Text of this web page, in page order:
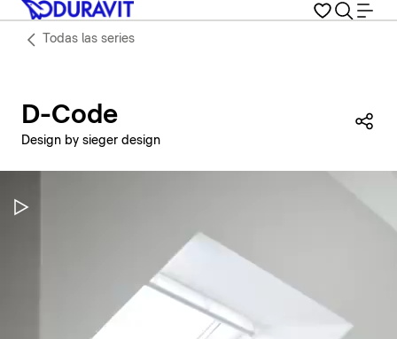
Todas las series
D-Code
Design by sieger design
Pausar vídeo